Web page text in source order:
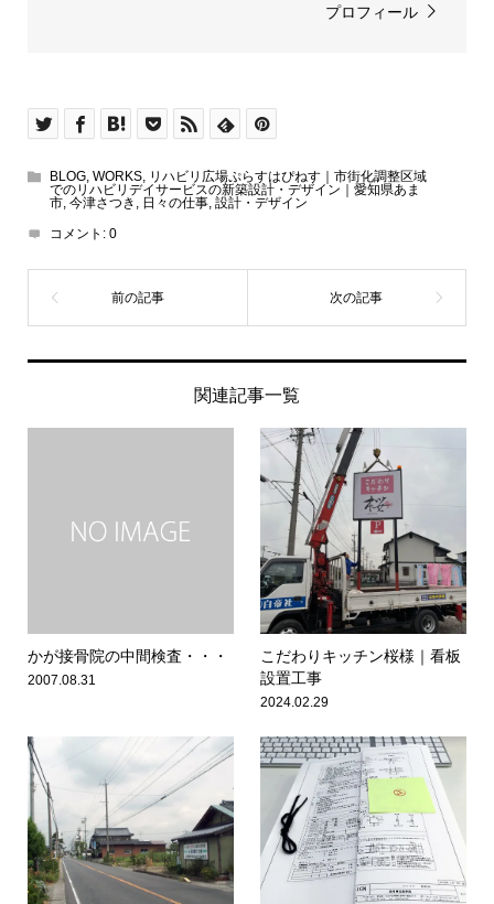
プロフィール
BLOG, WORKS, リハビリ広場ぷらすはぴねす｜市街化調整区域
でのリハビリデイサービスの新築設計・デザイン｜愛知県あま
市, 今津さつき , 日々の仕事, 設計・デザイン
コメント: 0
関連記事一覧
かが接骨院の中間検査・・・
2007.08.31
こだわりキッチン桜様｜看板
設置工事
2024.02.29